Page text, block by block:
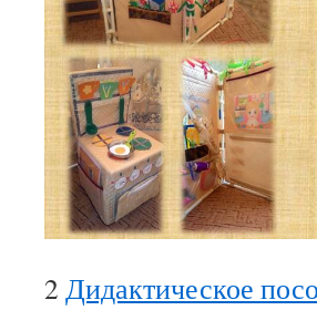
2 Дидактическое